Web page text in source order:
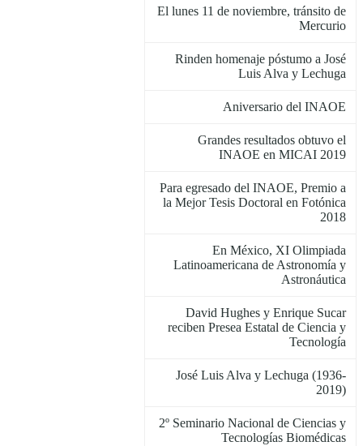
El lunes 11 de noviembre, tránsito de
Mercurio
Rinden homenaje póstumo a José
Luis Alva y Lechuga
Aniversario del INAOE
Grandes resultados obtuvo el
INAOE en MICAI 2019
Para egresado del INAOE, Premio a
la Mejor Tesis Doctoral en Fotónica
2018
En México, XI Olimpiada
Latinoamericana de Astronomía y
Astronáutica
David Hughes y Enrique Sucar
reciben Presea Estatal de Ciencia y
Tecnología
José Luis Alva y Lechuga (1936-
2019)
2º Seminario Nacional de Ciencias y
Tecnologías Biomédicas